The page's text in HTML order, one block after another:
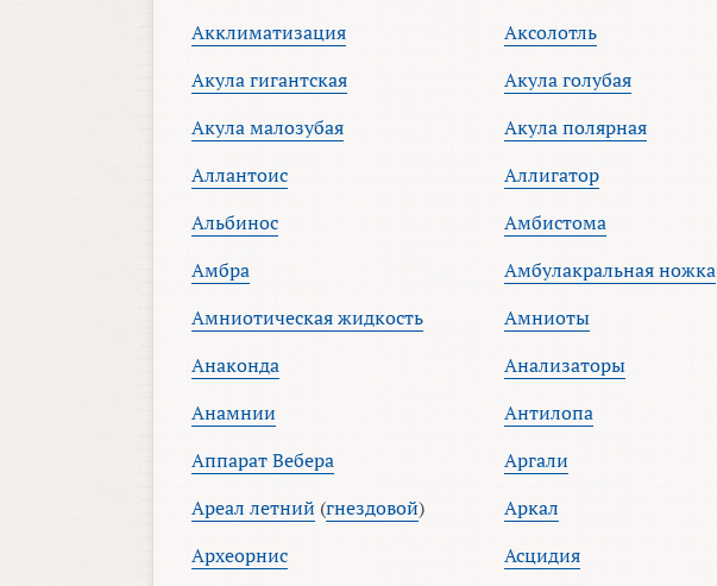
Акклиматизация
Аксолотль
Акула гигантская
Акула голубая
Акула малозубая
Акула полярная
Аллантоис
Аллигатор
Альбинос
Амбистома
Амбра
Амбулакральная ножка
Амниотическая жидкость
Амниоты
Анаконда
Анализаторы
Анамнии
Антилопа
Аппарат Вебера
Аргали
Ареал летний (гнездовой) Аркал
Археорнис
Асцидия